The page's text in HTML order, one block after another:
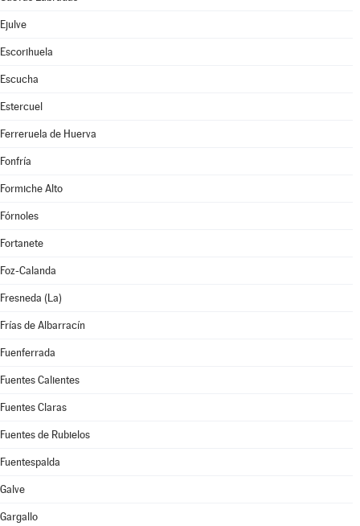
Ejulve
Escorihuela
Escucha
Estercuel
Ferreruela de Huerva
Fonfría
Formiche Alto
Fórnoles
Fortanete
Foz-Calanda
Fresneda (La)
Frías de Albarracín
Fuenferrada
Fuentes Calientes
Fuentes Claras
Fuentes de Rubielos
Fuentespalda
Galve
Gargallo